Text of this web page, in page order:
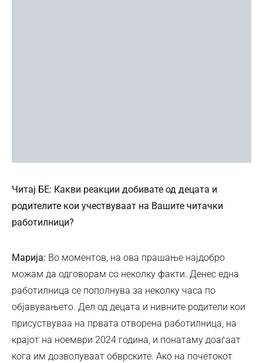
Читај БЕ: Какви реакции добивате од децата и
родителите кои учествуваат на Вашите читачки
работилници?
Марија: Во моментов, на ова прашање најдобро
можам да одговорам со неколку факти. Денес една
работилница се пополнува за неколку часа по
објавувањето. Дел од децата и нивните родители кои
присуствуваа на првата отворена работилница, на
крајот на ноември 2024 година, и понатаму доаѓаат
кога им дозволуваат обврските. Ако на почетокот